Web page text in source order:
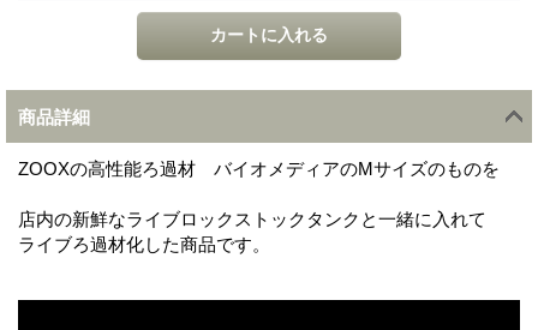
商品詳細
ZOOXの高性能ろ過材 バイオメディアのMサイズのものを
店内の新鮮なライブロックストックタンクと一緒に入れて
ライブろ過材化した商品です。